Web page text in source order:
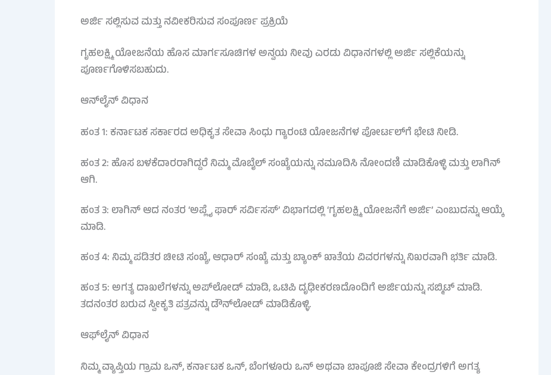
ಅರ್ಜಿ ಸಲ್ಲಿಸುವ ಮತ್ತು ನವೀಕರಿಸುವ ಸಂಪೂರ್ಣ ಪ್ರಕ್ರಿಯೆ
ಗೃಹಲಕ್ಷ್ಮಿ ಯೋಜನೆಯ ಹೊಸ ಮಾರ್ಗಸೂಚಿಗಳ ಅನ್ವಯ ನೀವು ಎರಡು ವಿಧಾನಗಳಲ್ಲಿ ಅರ್ಜಿ ಸಲ್ಲಿಕೆಯನ್ನು
ಪೂರ್ಣಗೊಳಿಸಬಹುದು.
ಆನ್‌ಲೈನ್ ವಿಧಾನ
ಹಂತ 1: ಕರ್ನಾಟಕ ಸರ್ಕಾರದ ಅಧಿಕೃತ ಸೇವಾ ಸಿಂಧು ಗ್ಯಾರಂಟಿ ಯೋಜನೆಗಳ ಪೋರ್ಟಲ್‌ಗೆ ಭೇಟಿ ನೀಡಿ.
ಹಂತ 2: ಹೊಸ ಬಳಕೆದಾರರಾಗಿದ್ದರೆ ನಿಮ್ಮ ಮೊಬೈಲ್ ಸಂಖ್ಯೆಯನ್ನು ನಮೂದಿಸಿ ನೋಂದಣಿ ಮಾಡಿಕೊಳ್ಳಿ ಮತ್ತು ಲಾಗಿನ್
ಆಗಿ.
ಹಂತ 3: ಲಾಗಿನ್ ಆದ ನಂತರ ‘ಅಪ್ಲೈ ಫಾರ್ ಸರ್ವಿಸಸ್’ ವಿಭಾಗದಲ್ಲಿ ‘ಗೃಹಲಕ್ಷ್ಮಿ ಯೋಜನೆಗೆ ಅರ್ಜಿ’ ಎಂಬುದನ್ನು ಆಯ್ಕೆ
ಮಾಡಿ.
ಹಂತ 4: ನಿಮ್ಮ ಪಡಿತರ ಚೀಟಿ ಸಂಖ್ಯೆ, ಆಧಾರ್ ಸಂಖ್ಯೆ ಮತ್ತು ಬ್ಯಾಂಕ್ ಖಾತೆಯ ವಿವರಗಳನ್ನು ನಿಖರವಾಗಿ ಭರ್ತಿ ಮಾಡಿ.
ಹಂತ 5: ಅಗತ್ಯ ದಾಖಲೆಗಳನ್ನು ಅಪ್‌ಲೋಡ್ ಮಾಡಿ, ಒಟಿಪಿ ದೃಢೀಕರಣದೊಂದಿಗೆ ಅರ್ಜಿಯನ್ನು ಸಬ್ಮಿಟ್ ಮಾಡಿ.
ತದನಂತರ ಬರುವ ಸ್ವೀಕೃತಿ ಪತ್ರವನ್ನು ಡೌನ್‌ಲೋಡ್ ಮಾಡಿಕೊಳ್ಳಿ.
ಆಫ್‌ಲೈನ್ ವಿಧಾನ
ನಿಮ್ಮ ವ್ಯಾಪ್ತಿಯ ಗ್ರಾಮ ಒನ್, ಕರ್ನಾಟಕ ಒನ್, ಬೆಂಗಳೂರು ಒನ್ ಅಥವಾ ಬಾಪೂಜಿ ಸೇವಾ ಕೇಂದ್ರಗಳಿಗೆ ಅಗತ್ಯ